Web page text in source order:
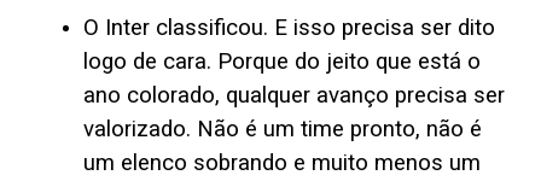
O Inter classificou. E isso precisa ser dito
logo de cara. Porque do jeito que está o
ano colorado, qualquer avanço precisa ser
valorizado. Não é um time pronto, não é
um elenco sobrando e muito menos um